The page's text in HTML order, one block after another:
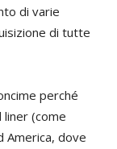
di varie
di tutte
perché
(come
America, dove